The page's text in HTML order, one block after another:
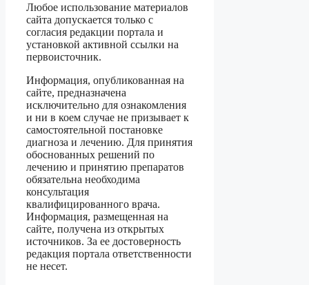
Любое использование материалов
сайта допускается только с
согласия редакции портала и
установкой активной ссылки на
первоисточник.
Информация, опубликованная на
сайте, предназначена
исключительно для ознакомления
и ни в коем случае не призывает к
самостоятельной постановке
диагноза и лечению. Для принятия
обоснованных решений по
лечению и принятию препаратов
обязательна необходима
консультация
квалифицированного врача.
Информация, размещенная на
сайте, получена из открытых
источников. За ее достоверность
редакция портала ответственности
не несет.